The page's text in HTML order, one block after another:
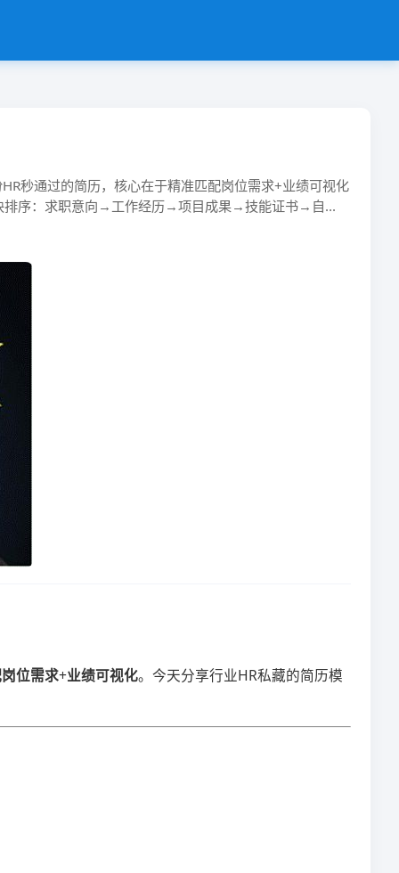
秒通过的简历，核心在于​​精准匹配岗位需求​​+​​业绩可视化​​
排序​​：求职意向→工作经历→项目成果→技能证书→自...
位需求​​+​​业绩可视化​​。今天分享行业HR私藏的简历模